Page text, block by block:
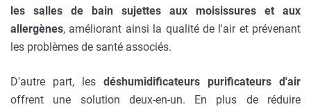
les salles de bain sujettes aux moisissures et aux
allergènes, améliorant ainsi la qualité de l'air et prévenant
les problèmes de santé associés.
D'autre part, les déshumidificateurs purificateurs d'air
offrent une solution deux-en-un. En plus de réduire